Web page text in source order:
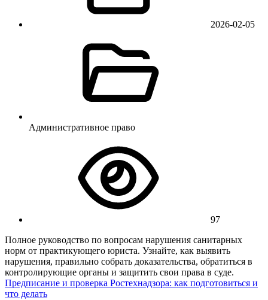
2026-02-05
Административное право
97
Полное руководство по вопросам нарушения санитарных
норм от практикующего юриста. Узнайте, как выявить
нарушения, правильно собрать доказательства, обратиться в
контролирующие органы и защитить свои права в суде.
Предписание и проверка Ростехнадзора: как подготовиться и
что делать